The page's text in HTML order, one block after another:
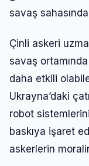
savaş
Çinli askeri
savaş
daha etkili
Ukrayna’daki
robot
baskıya işaret
askerlerin